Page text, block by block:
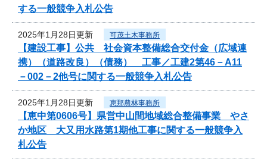
する一般競争入札公告
2025年1月28日更新 可茂土木事務所
【建設工事】公共 社会資本整備総合交付金（広域連
携）（道路改良）（債務） 工事／工建2第46－A11
－002－2他号に関する一般競争入札公告
2025年1月28日更新 恵那農林事務所
【恵中第0606号】県営中山間地域総合整備事業 やさ
か地区 大又用水路第1期他工事に関する一般競争入
札公告